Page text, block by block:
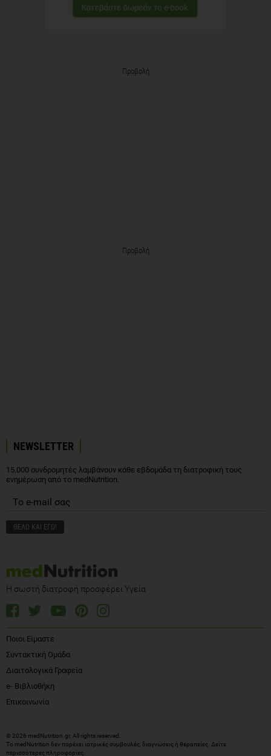
Προβολή
Προβολή
NEWSLETTER
15.000 συνδρομητές λαμβάνουν κάθε εβδομάδα τη διατροφική τους
ενημέρωση από το medNutrition.
Η σωστή διατροφή προσφέρει Υγεία
Ποιοι Είμαστε
Συντακτική Ομάδα
Διαιτολογικά Γραφεία
e- Βιβλιοθήκη
Επικοινωνία
© 2026 medNutrition.gr. All rights reserved.
Το medNutrition δεν παρέχει ιατρικές συμβουλές, διαγνώσεις ή θεραπείες. Δείτε
περισσότερες πληροφορίες